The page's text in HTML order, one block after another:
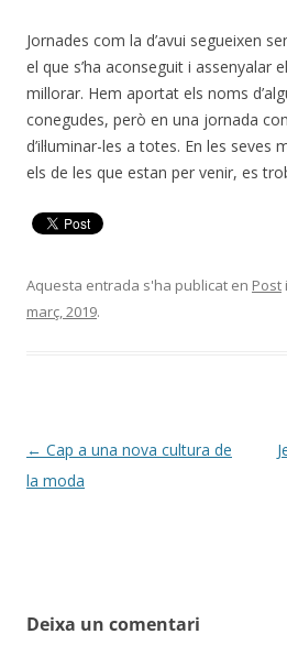
Jornades com la d’avui segueixen
el que s’ha aconseguit i assenyalar
millorar. Hem aportat els noms
conegudes, però en una jornada
d’il·luminar-les a totes. En les seves
els de les que estan per venir, es
Aquesta entrada s'ha publicat en Post
març, 2019.
Navegació
per
← Cap a una nova cultura de
la moda
Deixa un comentari